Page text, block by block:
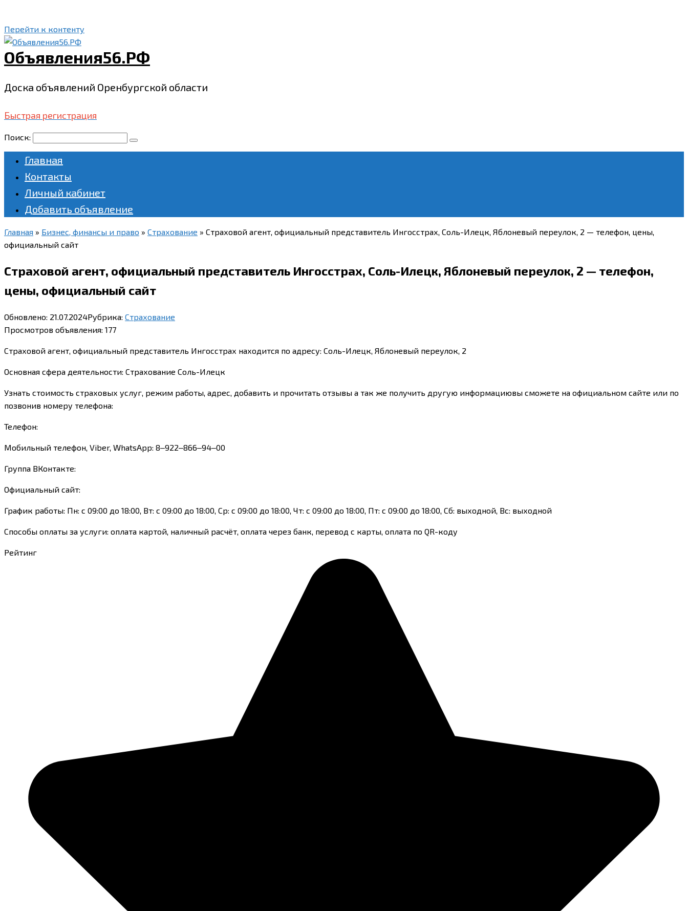
Перейти к контенту
Объявления56.РФ
Доска объявлений Оренбургской области
Быстрая регистрация
Поиск:
Главная
Контакты
Личный кабинет
Добавить объявление
Главная » Бизнес, финансы и право » Страхование » Страховой агент, официальный представитель Ингосстрах, Соль-Илецк, Яблоневый переулок, 2 — телефон, цены,
официальный сайт
Страховой агент, официальный представитель Ингосстрах, Соль-Илецк, Яблоневый переулок, 2 — телефон,
цены, официальный сайт
Обновлено: 21.07.2024Рубрика: Страхование
Просмотров объявления: 177
Страховой агент, официальный представитель Ингосстрах находится по адресу: Соль-Илецк, Яблоневый переулок, 2
Основная сфера деятельности: Страхование Соль-Илецк
Узнать стоимость страховых услуг, режим работы, адрес, добавить и прочитать отзывы а так же получить другую информациювы сможете на официальном сайте или по
позвонив номеру телефона:
Телефон:
Мобильный телефон, Viber, WhatsApp: 8‒922‒866‒94‒00
Группа ВКонтакте:
Официальный сайт:
График работы: Пн: с 09:00 до 18:00, Вт: с 09:00 до 18:00, Ср: с 09:00 до 18:00, Чт: с 09:00 до 18:00, Пт: с 09:00 до 18:00, Сб: выходной, Вс: выходной
Способы оплаты за услуги: оплата картой, наличный расчёт, оплата через банк, перевод с карты, оплата по QR-коду
Рейтинг